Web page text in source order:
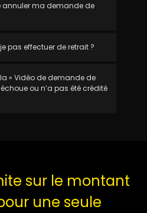
ma demande de
pas effectuer de retrait ?
« Vidéo de demande de
ou n’a pas été crédité
sur le montant
une seule